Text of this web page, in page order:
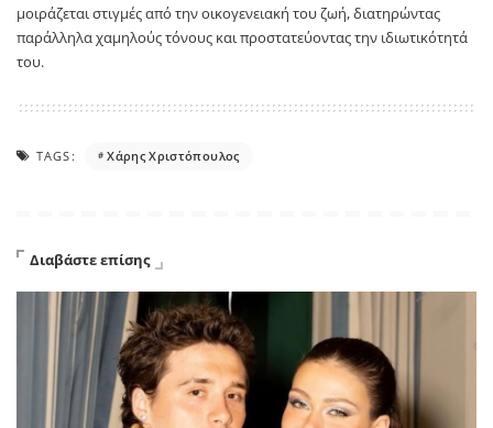
μοιράζεται στιγμές από την οικογενειακή του ζωή, διατηρώντας
παράλληλα χαμηλούς τόνους και προστατεύοντας την ιδιωτικότητά
του.
TAGS: Χάρης Χριστόπουλος
Διαβάστε επίσης